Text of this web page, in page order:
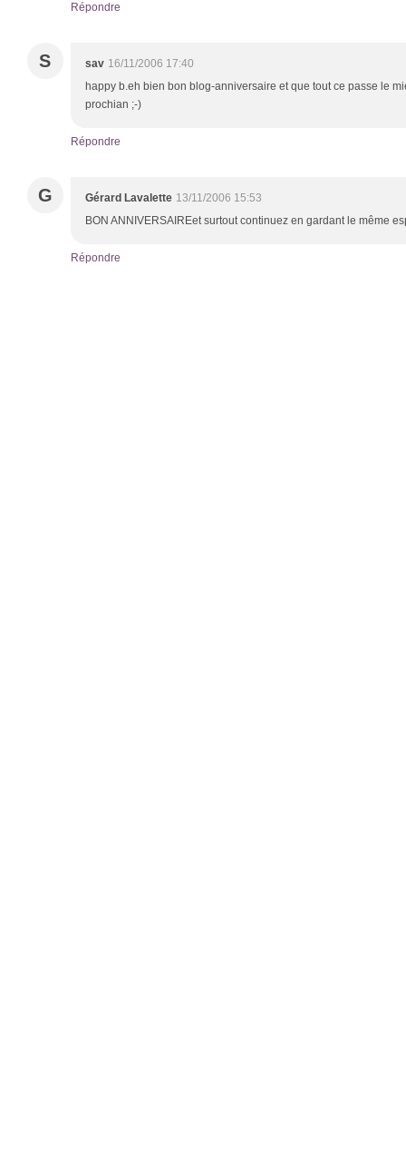
Répondre
S sav 16/11/2006 17:40
happy b.eh bien bon blog-anniversaire et que tout ce passe le
prochian ;-)
Répondre
G Gérard Lavalette 13/11/2006 15:53
BON ANNIVERSAIREet surtout continuez en gardant le même
Répondre